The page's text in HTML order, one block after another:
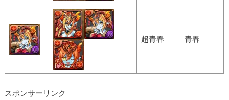
超青春 青春
スポンサーリンク